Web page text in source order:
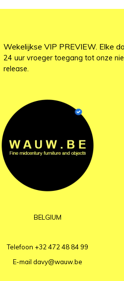
Wekelijkse VIP PREVIEW. Elke
24 uur vroeger toegang tot onze
release.
BELGIUM
Telefoon +32 472 48 84 99
E-mail davy@wauw.be